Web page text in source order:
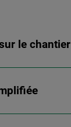
le chantier